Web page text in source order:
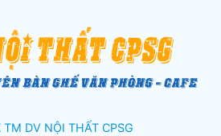
DV NỘI THẤT CPSG